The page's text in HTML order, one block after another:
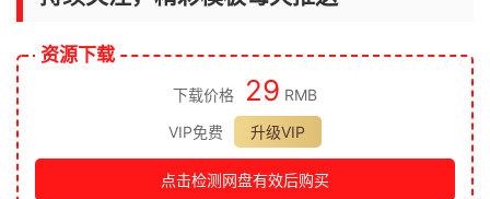
资源下载
下载价格 29 RMB
VIP免费
升级VIP
点击检测网盘有效后购买